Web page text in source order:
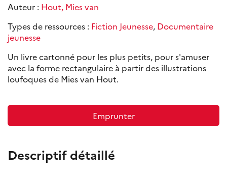
Auteur : Hout, Mies van
Types de ressources : Fiction Jeunesse, Documentaire
jeunesse
Un livre cartonné pour les plus petits, pour s'amuser
avec la forme rectangulaire à partir des illustrations
loufoques de Mies van Hout.
Emprunter
Descriptif détaillé